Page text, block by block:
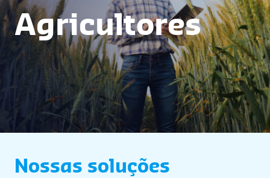
Agricultores
Nossas soluções